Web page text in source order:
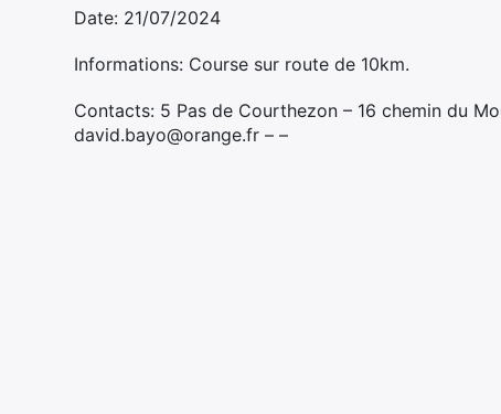
Date: 21/07/2024
Informations: Course sur route de 10km.
Contacts: 5 Pas de Courthezon – 16 chemin du
david.bayo@orange.fr – –